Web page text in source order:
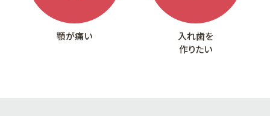
顎が痛い
入れ歯を
作りたい